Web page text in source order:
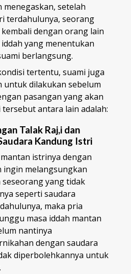
menegaskan, setelah
terdahulunya, seorang
dengan orang lain
yang menentukan
berlangsung.
tertentu, suami juga
untuk dilakukan sebelum
pasangan yang akan
antara lain adalah:
Talak Raj,i dan
Kandung Istri
istrinya dengan
ingin melangsungkan
yang tidak
seperti saudara
maka pria
masa iddah mantan
nantinya
dengan saudara
diperbolehkannya untuk